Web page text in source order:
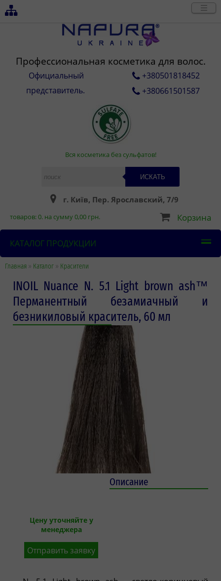
Профессиональная косметика для волос.
Официальный
представитель.
+380501818452
+380661501587
Вся косметика без сульфатов!
ИСКАТЬ
г. Київ, Пер. Ярославский, 7/9
товаров:0. на сумму0,00 грн. Корзина
КАТАЛОГ ПРОДУКЦИИ
Главная » Каталог » Красители
INOIL Nuance N. 5.1 Light brown ash™
Перманентный безамиачный и
безникиловый краситель, 60 мл
Цену уточняйте у
менеджера
Отправить заявку
Описание